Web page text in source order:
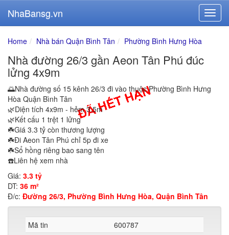
NhaBansg.vn
Home Nhà bán Quận Bình Tân Phường Bình Hưng Hòa
Nhà đường 26/3 gần Aeon Tân Phú đúc
lửng 4x9m
🌅Nhà đường số 15 kênh 26/3 đi vào thuộc Phường Bình Hưng
Hòa Quận Bình Tân
🌿Diện tích 4x9m - hẻm 3.5m
🌿Kết cấu 1 trệt 1 lửng
☘️Giá 3.3 tỷ còn thương lượng
☘️Đi Aeon Tân Phú chỉ 5p đi xe
☘️Sổ hồng riêng bao sang tên
☎️Liên hệ xem nhà
Giá: 3.3 tỷ
DT: 36 m²
Đ/c: Đường 26/3, Phường Bình Hưng Hòa, Quận Bình Tân
Mã tin
600787